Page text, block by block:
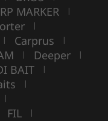
MARKER |
|
| Carprus |
| Deeper |
BAIT |
|
|
FIL |